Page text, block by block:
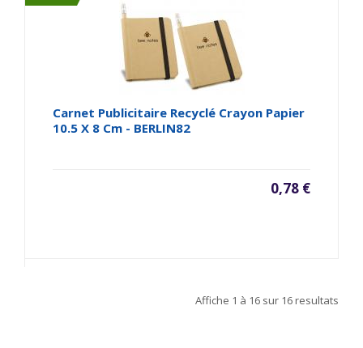
Carnet Publicitaire Recyclé Crayon Papier
10.5 X 8 Cm - BERLIN82
0,78 €
Affiche 1 à 16 sur 16 resultats